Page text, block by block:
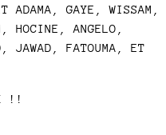
ADAMA, GAYE, WISSAM,
HOCINE, ANGELO,
JAWAD, FATOUMA, ET
!!